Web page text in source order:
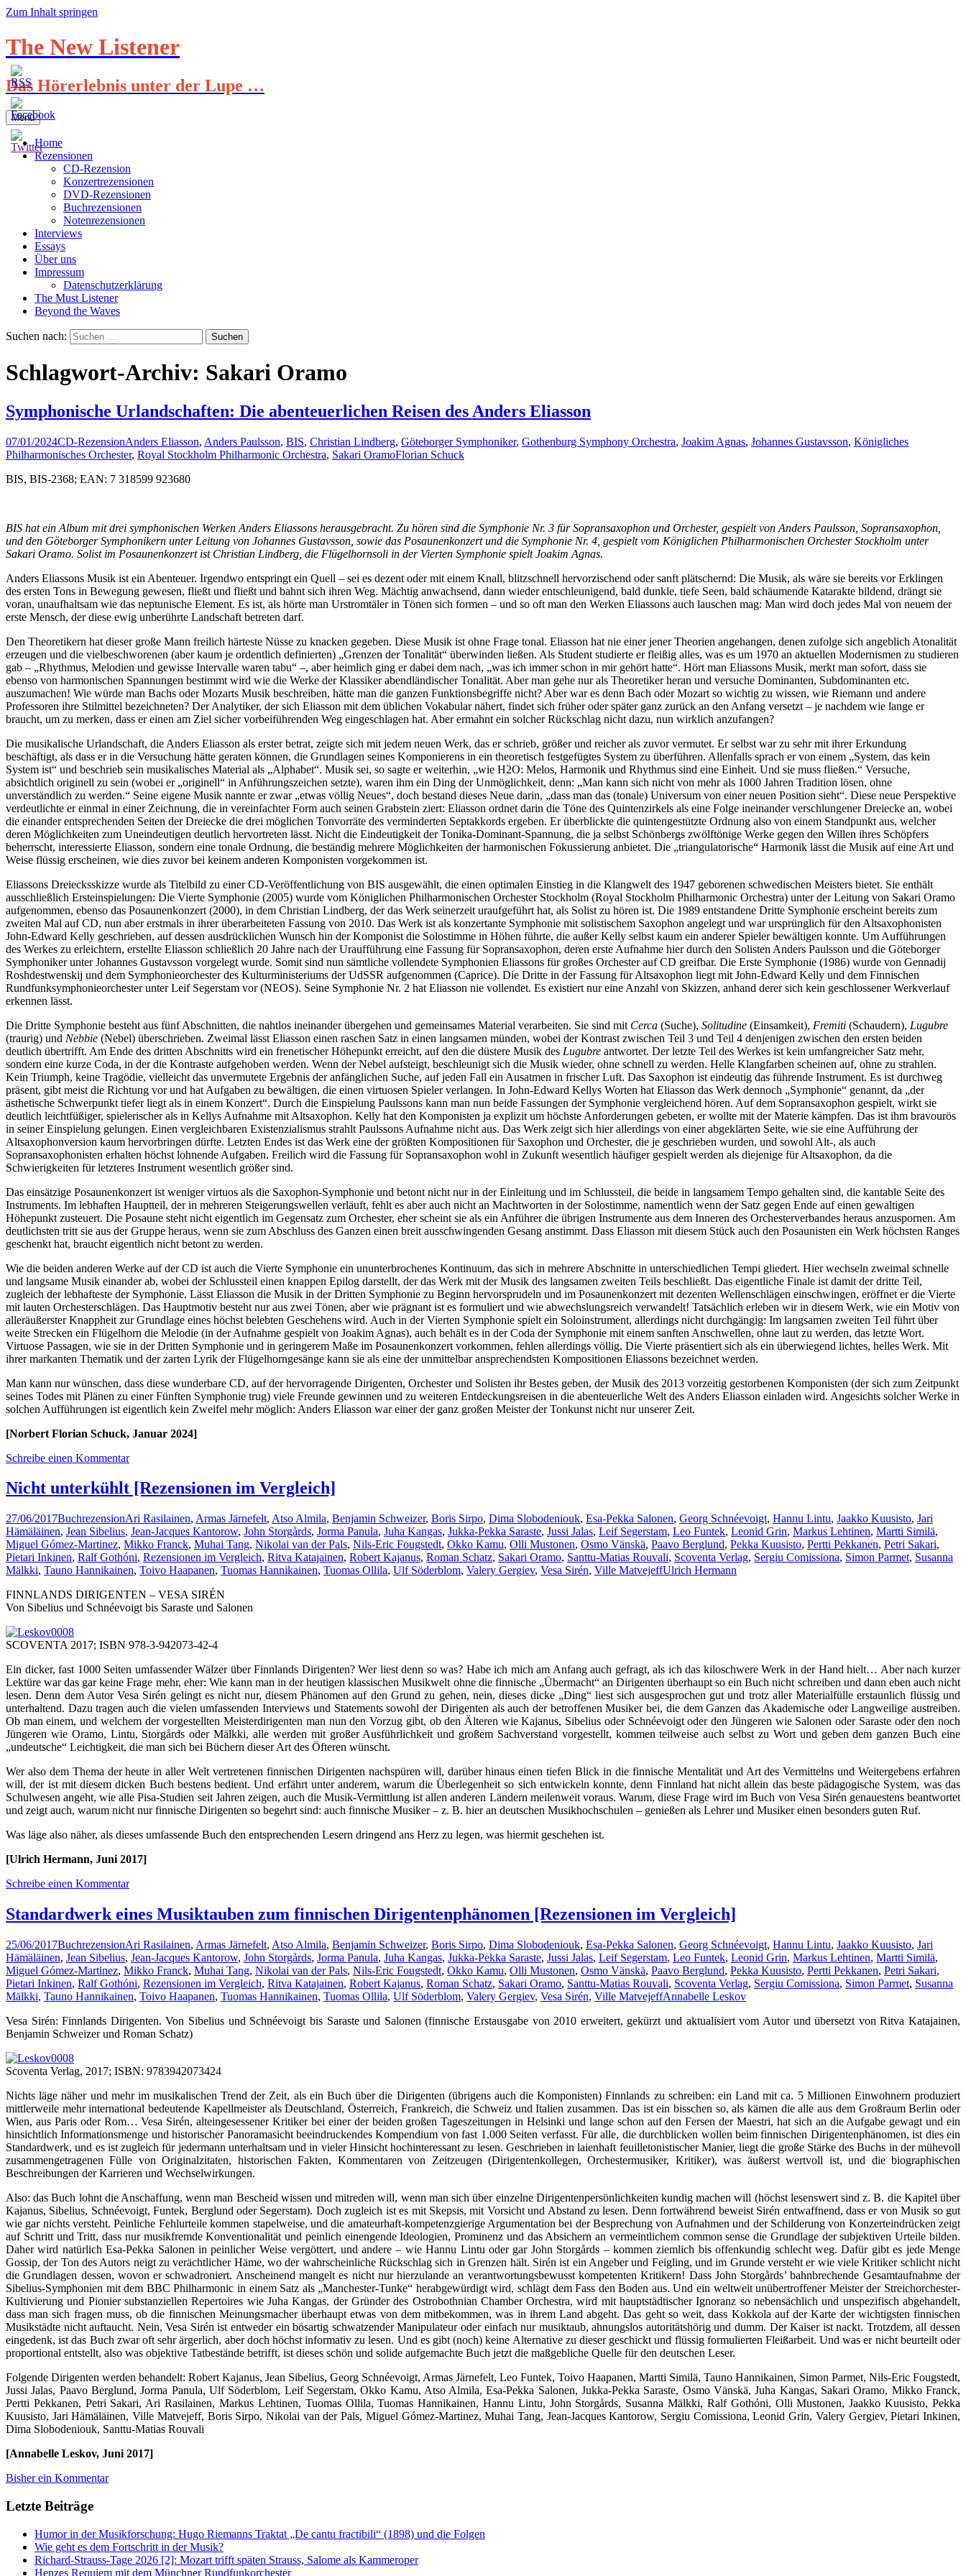
Zum Inhalt springen
The New Listener
Das Hörerlebnis unter der Lupe …
Menü
Home
Rezensionen
CD-Rezension
Konzertrezensionen
DVD-Rezensionen
Buchrezensionen
Notenrezensionen
Interviews
Essays
Über uns
Impressum
Datenschutzerklärung
The Must Listener
Beyond the Waves
Suchen nach:
Schlagwort-Archiv: Sakari Oramo
Symphonische Urlandschaften: Die abenteuerlichen Reisen des Anders Eliasson
07/01/2024CD-RezensionAnders Eliasson, Anders Paulsson, BIS, Christian Lindberg, Göteborger Symphoniker, Gothenburg Symphony Orchestra, Joakim Agnas, Johannes Gustavsson, Königliches
Philharmonisches Orchester, Royal Stockholm Philharmonic Orchestra, Sakari OramoFlorian Schuck
BIS, BIS-2368; EAN: 7 318599 923680
BIS hat ein Album mit drei symphonischen Werken Anders Eliassons herausgebracht. Zu hören sind die Symphonie Nr. 3 für Sopransaxophon und Orchester, gespielt von Anders Paulsson, Sopransaxophon,
und den Göteborger Symphonikern unter Leitung von Johannes Gustavsson, sowie das Posaunenkonzert und die Symphonie Nr. 4, gespielt vom Königlichen Philharmonischen Orchester Stockholm unter
Sakari Oramo. Solist im Posaunenkonzert ist Christian Lindberg, die Flügelhornsoli in der Vierten Symphonie spielt Joakim Agnas.
Anders Eliassons Musik ist ein Abenteuer. Irgendwo entspringt ein Quell – sei es dezent oder mit einem Knall, blitzschnell hervorzischend oder sanft plätschernd: Die Musik, als wäre sie bereits vor Erklingen
des ersten Tons in Bewegung gewesen, fließt und fließt und bahnt sich ihren Weg. Mächtig anwachsend, dann wieder entschleunigend, bald dunkle, tiefe Seen, bald schäumende Katarakte bildend, drängt sie
voran, unaufhaltsam wie das neptunische Element. Es ist, als hörte man Urstromtäler in Tönen sich formen – und so oft man den Werken Eliassons auch lauschen mag: Man wird doch jedes Mal von neuem der
erste Mensch, der diese ewig unberührte Landschaft betreten darf.
Den Theoretikern hat dieser große Mann freilich härteste Nüsse zu knacken gegeben. Diese Musik ist ohne Frage tonal. Eliasson hat nie einer jener Theorien angehangen, denen zufolge sich angeblich Atonalität
erzeugen und die vielbeschworenen (aber kaum je ordentlich definierten) „Grenzen der Tonalität“ überwinden ließen. Als Student studierte er fleißig alles, was es um 1970 an aktuellen Modernismen zu studieren
gab – „Rhythmus, Melodien und gewisse Intervalle waren tabu“ –, aber heimlich ging er dabei dem nach, „was ich immer schon in mir gehört hatte“. Hört man Eliassons Musik, merkt man sofort, dass sie
ebenso von harmonischen Spannungen bestimmt wird wie die Werke der Klassiker abendländischer Tonalität. Aber man gehe nur als Theoretiker heran und versuche Dominanten, Subdominanten etc.
auszumachen! Wie würde man Bachs oder Mozarts Musik beschreiben, hätte man die ganzen Funktionsbegriffe nicht? Aber war es denn Bach oder Mozart so wichtig zu wissen, wie Riemann und andere
Professoren ihre Stilmittel bezeichneten? Der Analytiker, der sich Eliasson mit dem üblichen Vokabular nähert, findet sich früher oder später ganz zurück an den Anfang versetzt – je nachdem wie lange er
braucht, um zu merken, dass er einen am Ziel sicher vorbeiführenden Weg eingeschlagen hat. Aber ermahnt ein solcher Rückschlag nicht dazu, nun wirklich anzufangen?
Die musikalische Urlandschaft, die Anders Eliasson als erster betrat, zeigte sich mit jedem neuen Werk, das er schrieb, größer und reicher als zuvor vermutet. Er selbst war zu sehr mit ihrer Erkundung
beschäftigt, als dass er in die Versuchung hätte geraten können, die Grundlagen seines Komponierens in ein theoretisch festgefügtes System zu überführen. Allenfalls sprach er von einem „System, das kein
System ist“ und beschrieb sein musikalisches Material als „Alphabet“. Musik sei, so sagte er weiterhin, „wie H2O: Melos, Harmonik und Rhythmus sind eine Einheit. Und sie muss fließen.“ Versuche,
absichtlich originell zu sein (wobei er „originell“ in Anführungszeichen setzte), waren ihm ein Ding der Unmöglichkeit, denn: „Man kann sich nicht von mehr als 1000 Jahren Tradition lösen, ohne
unverständlich zu werden.“ Seine eigene Musik nannte er zwar „etwas völlig Neues“, doch bestand dieses Neue darin, „dass man das (tonale) Universum von einer neuen Position sieht“. Diese neue Perspektive
verdeutlichte er einmal in einer Zeichnung, die in vereinfachter Form auch seinen Grabstein ziert: Eliasson ordnet darin die Töne des Quintenzirkels als eine Folge ineinander verschlungener Dreiecke an, wobei
die einander entsprechenden Seiten der Dreiecke die drei möglichen Tonvorräte des verminderten Septakkords ergeben. Er überblickte die quintengestützte Ordnung also von einem Standpunkt aus, welcher
deren Möglichkeiten zum Uneindeutigen deutlich hervortreten lässt. Nicht die Eindeutigkeit der Tonika-Dominant-Spannung, die ja selbst Schönbergs zwölftönige Werke gegen den Willen ihres Schöpfers
beherrscht, interessierte Eliasson, sondern eine tonale Ordnung, die beständig mehrere Möglichkeiten der harmonischen Fokussierung anbietet. Die „triangulatorische“ Harmonik lässt die Musik auf eine Art und
Weise flüssig erscheinen, wie dies zuvor bei keinem anderen Komponisten vorgekommen ist.
Eliassons Dreiecksskizze wurde als Titelbild zu einer CD-Veröffentlichung von BIS ausgewählt, die einen optimalen Einstieg in die Klangwelt des 1947 geborenen schwedischen Meisters bietet. Sie enthält
ausschließlich Ersteinspielungen: Die Vierte Symphonie (2005) wurde vom Königlichen Philharmonischen Orchester Stockholm (Royal Stockholm Philharmonic Orchestra) unter der Leitung von Sakari Oramo
aufgenommen, ebenso das Posaunenkonzert (2000), in dem Christian Lindberg, der das Werk seinerzeit uraufgeführt hat, als Solist zu hören ist. Die 1989 entstandene Dritte Symphonie erscheint bereits zum
zweiten Mal auf CD, nun aber erstmals in ihrer überarbeiteten Fassung von 2010. Das Werk ist als konzertante Symphonie mit solistischem Saxophon angelegt und war ursprünglich für den Altsaxophonisten
John-Edward Kelly geschrieben, auf dessen ausdrücklichen Wunsch hin der Komponist die Solostimme in Höhen führte, die außer Kelly selbst kaum ein anderer Spieler bewältigen konnte. Um Aufführungen
des Werkes zu erleichtern, erstellte Eliasson schließlich 20 Jahre nach der Uraufführung eine Fassung für Sopransaxophon, deren erste Aufnahme hier durch den Solisten Anders Paulsson und die Göteborger
Symphoniker unter Johannes Gustavsson vorgelegt wurde. Somit sind nun sämtliche vollendete Symphonien Eliassons für großes Orchester auf CD greifbar. Die Erste Symphonie (1986) wurde von Gennadij
Roshdestwenskij und dem Symphonieorchester des Kulturministeriums der UdSSR aufgenommen (Caprice). Die Dritte in der Fassung für Altsaxophon liegt mit John-Edward Kelly und dem Finnischen
Rundfunksymphonieorchester unter Leif Segerstam vor (NEOS). Seine Symphonie Nr. 2 hat Eliasson nie vollendet. Es existiert nur eine Anzahl von Skizzen, anhand derer sich kein geschlossener Werkverlauf
erkennen lässt.
Die Dritte Symphonie besteht aus fünf Abschnitten, die nahtlos ineinander übergehen und gemeinsames Material verarbeiten. Sie sind mit Cerca (Suche), Solitudine (Einsamkeit), Fremiti (Schaudern), Lugubre
(traurig) und Nebbie (Nebel) überschrieben. Zweimal lässt Eliasson einen raschen Satz in einen langsamen münden, wobei der Kontrast zwischen Teil 3 und Teil 4 denjenigen zwischen den ersten beiden
deutlich übertrifft. Am Ende des dritten Abschnitts wird ein frenetischer Höhepunkt erreicht, auf den die düstere Musik des Lugubre antwortet. Der letzte Teil des Werkes ist kein umfangreicher Satz mehr,
sondern eine kurze Coda, in der die Kontraste aufgehoben werden. Wenn der Nebel aufsteigt, beschleunigt sich die Musik wieder, ohne schnell zu werden. Helle Klangfarben scheinen auf, ohne zu strahlen.
Kein Triumph, keine Tragödie, vielleicht das unvermutete Ergebnis der anfänglichen Suche, auf jeden Fall ein Ausatmen in frischer Luft. Das Saxophon ist eindeutig das führende Instrument. Es ist durchweg
präsent, gibt meist die Richtung vor und hat Aufgaben zu bewältigen, die einen virtuosen Spieler verlangen. In John-Edward Kellys Worten hat Eliasson das Werk dennoch „Symphonie“ genannt, da „der
ästhetische Schwerpunkt tiefer liegt als in einem Konzert“. Durch die Einspielung Paulssons kann man nun beide Fassungen der Symphonie vergleichend hören. Auf dem Sopransaxophon gespielt, wirkt sie
deutlich leichtfüßiger, spielerischer als in Kellys Aufnahme mit Altsaxophon. Kelly hat den Komponisten ja explizit um höchste Anforderungen gebeten, er wollte mit der Materie kämpfen. Das ist ihm bravourös
in seiner Einspielung gelungen. Einen vergleichbaren Existenzialismus strahlt Paulssons Aufnahme nicht aus. Das Werk zeigt sich hier allerdings von einer abgeklärten Seite, wie sie eine Aufführung der
Altsaxophonversion kaum hervorbringen dürfte. Letzten Endes ist das Werk eine der größten Kompositionen für Saxophon und Orchester, die je geschrieben wurden, und sowohl Alt-, als auch
Sopransaxophonisten erhalten höchst lohnende Aufgaben. Freilich wird die Fassung für Sopransaxophon wohl in Zukunft wesentlich häufiger gespielt werden als diejenige für Altsaxophon, da die
Schwierigkeiten für letzteres Instrument wesentlich größer sind.
Das einsätzige Posaunenkonzert ist weniger virtuos als die Saxophon-Symphonie und betont nicht nur in der Einleitung und im Schlussteil, die beide in langsamem Tempo gehalten sind, die kantable Seite des
Instruments. Im lebhaften Hauptteil, der in mehreren Steigerungswellen verläuft, fehlt es aber auch nicht an Machtworten in der Solostimme, namentlich wenn der Satz gegen Ende auf einen gewaltigen
Höhepunkt zusteuert. Die Posaune steht nicht eigentlich im Gegensatz zum Orchester, eher scheint sie als ein Anführer die übrigen Instrumente aus dem Inneren des Orchesterverbandes heraus anzuspornen. Am
deutlichsten tritt sie aus der Gruppe heraus, wenn sie zum Abschluss des Ganzen einen breit ausschwingenden Gesang anstimmt. Dass Eliasson mit diesem Stück auch den Posaunisten ein Werk höchsten Ranges
geschenkt hat, braucht eigentlich nicht betont zu werden.
Wie die beiden anderen Werke auf der CD ist auch die Vierte Symphonie ein ununterbrochenes Kontinuum, das sich in mehrere Abschnitte in unterschiedlichen Tempi gliedert. Hier wechseln zweimal schnelle
und langsame Musik einander ab, wobei der Schlussteil einen knappen Epilog darstellt, der das Werk mit der Musik des langsamen zweiten Teils beschließt. Das eigentliche Finale ist damit der dritte Teil,
zugleich der lebhafteste der Symphonie. Lässt Eliasson die Musik in der Dritten Symphonie zu Beginn hervorsprudeln und im Posaunenkonzert mit dezenten Wellenschlägen einschwingen, eröffnet er die Vierte
mit lauten Orchesterschlägen. Das Hauptmotiv besteht nur aus zwei Tönen, aber wie prägnant ist es formuliert und wie abwechslungsreich verwandelt! Tatsächlich erleben wir in diesem Werk, wie ein Motiv von
alleräußerster Knappheit zur Grundlage eines höchst belebten Geschehens wird. Auch in der Vierten Symphonie spielt ein Soloinstrument, allerdings nicht durchgängig: Im langsamen zweiten Teil führt über
weite Strecken ein Flügelhorn die Melodie (in der Aufnahme gespielt von Joakim Agnas), auch behält es in der Coda der Symphonie mit einem sanften Anschwellen, ohne laut zu werden, das letzte Wort.
Virtuose Passagen, wie sie in der Dritten Symphonie und in geringerem Maße im Posaunenkonzert vorkommen, fehlen allerdings völlig. Die Vierte präsentiert sich als ein überwiegend lichtes, helles Werk. Mit
ihrer markanten Thematik und der zarten Lyrik der Flügelhorngesänge kann sie als eine der unmittelbar ansprechendsten Kompositionen Eliassons bezeichnet werden.
Man kann nur wünschen, dass diese wunderbare CD, auf der hervorragende Dirigenten, Orchester und Solisten ihr Bestes geben, der Musik des 2013 vorzeitig gestorbenen Komponisten (der sich zum Zeitpunkt
seines Todes mit Plänen zu einer Fünften Symphonie trug) viele Freunde gewinnen und zu weiteren Entdeckungsreisen in die abenteuerliche Welt des Anders Eliasson einladen wird. Angesichts solcher Werke in
solchen Aufführungen ist eigentlich kein Zweifel mehr möglich: Anders Eliasson war einer der ganz großen Meister der Tonkunst nicht nur unserer Zeit.
[Norbert Florian Schuck, Januar 2024]
Schreibe einen Kommentar
Nicht unterkühlt [Rezensionen im Vergleich]
27/06/2017BuchrezensionAri Rasilainen, Armas Järnefelt, Atso Almila, Benjamin Schweizer, Boris Sirpo, Dima Slobodeniouk, Esa-Pekka Salonen, Georg Schnéevoigt, Hannu Lintu, Jaakko Kuusisto, Jari
Hämäläinen, Jean Sibelius, Jean-Jacques Kantorow, John Storgårds, Jorma Panula, Juha Kangas, Jukka-Pekka Saraste, Jussi Jalas, Leif Segerstam, Leo Funtek, Leonid Grin, Markus Lehtinen, Martti Similä,
Miguel Gómez-Martinez, Mikko Franck, Muhai Tang, Nikolai van der Pals, Nils-Eric Fougstedt, Okko Kamu, Olli Mustonen, Osmo Vänskä, Paavo Berglund, Pekka Kuusisto, Pertti Pekkanen, Petri Sakari,
Pietari Inkinen, Ralf Gothóni, Rezensionen im Vergleich, Ritva Katajainen, Robert Kajanus, Roman Schatz, Sakari Oramo, Santtu-Matias Rouvali, Scoventa Verlag, Sergiu Comissiona, Simon Parmet, Susanna
Mälkki, Tauno Hannikainen, Toivo Haapanen, Tuomas Hannikainen, Tuomas Ollila, Ulf Söderblom, Valery Gergiev, Vesa Sirén, Ville MatvejeffUlrich Hermann
FINNLANDS DIRIGENTEN – VESA SIRÉN
Von Sibelius und Schnéevoigt bis Saraste und Salonen
SCOVENTA 2017; ISBN 978-3-942073-42-4
Ein dicker, fast 1000 Seiten umfassender Wälzer über Finnlands Dirigenten? Wer liest denn so was? Habe ich mich am Anfang auch gefragt, als ich das kiloschwere Werk in der Hand hielt… Aber nach kurzer
Lektüre war das gar keine Frage mehr, eher: Wie kann man in der heutigen klassischen Musikwelt ohne die finnische „Übermacht“ an Dirigenten überhaupt so ein Buch nicht schreiben und dann eben auch nicht
lesen. Denn dem Autor Vesa Sirén gelingt es nicht nur, diesem Phänomen auf den Grund zu gehen, nein, dieses dicke „Ding“ liest sich ausgesprochen gut und trotz aller Materialfülle erstaunlich flüssig und
unterhaltend. Dazu tragen auch die vielen umfassenden Interviews und Statements sowohl der Dirigenten als auch der betroffenen Musiker bei, die dem Ganzen das Akademische oder Langweilige austreiben.
Ob man einem, und welchem der vorgestellten Meisterdirigenten man nun den Vorzug gibt, ob den Älteren wie Kajanus, Sibelius oder Schnéevoigt oder den Jüngeren wie Salonen oder Saraste oder den noch
Jüngeren wie Oramo, Lintu, Storgårds oder Mälkki, alle werden mit großer Ausführlichkeit und großem Sachverstand vorgestellt, kommen teilweise auch selbst zu Wort und geben dem ganzen Buch eine
„undeutsche“ Leichtigkeit, die man sich bei Büchern dieser Art des Öfteren wünscht.
Wer also dem Thema der heute in aller Welt vertretenen finnischen Dirigenten nachspüren will, darüber hinaus einen tiefen Blick in die finnische Mentalität und Art des Vermittelns und Weitergebens erfahren
will, der ist mit diesem dicken Buch bestens bedient. Und erfährt unter anderem, warum die Überlegenheit so sich entwickeln konnte, denn Finnland hat nicht allein das beste pädagogische System, was das
Schulwesen angeht, wie alle Pisa-Studien seit Jahren zeigen, auch die Musik-Vermittlung ist allen anderen Ländern meilenweit voraus. Warum, diese Frage wird im Buch von Vesa Sirén genauestens beantwortet
und zeigt auch, warum nicht nur finnische Dirigenten so begehrt sind: auch finnische Musiker – z. B. hier an deutschen Musikhochschulen – genießen als Lehrer und Musiker einen besonders guten Ruf.
Was läge also näher, als dieses umfassende Buch den entsprechenden Lesern dringend ans Herz zu legen, was hiermit geschehen ist.
[Ulrich Hermann, Juni 2017]
Schreibe einen Kommentar
Standardwerk eines Musiktauben zum finnischen Dirigentenphänomen [Rezensionen im Vergleich]
25/06/2017BuchrezensionAri Rasilainen, Armas Järnefelt, Atso Almila, Benjamin Schweizer, Boris Sirpo, Dima Slobodeniouk, Esa-Pekka Salonen, Georg Schnéevoigt, Hannu Lintu, Jaakko Kuusisto, Jari
Hämäläinen, Jean Sibelius, Jean-Jacques Kantorow, John Storgårds, Jorma Panula, Juha Kangas, Jukka-Pekka Saraste, Jussi Jalas, Leif Segerstam, Leo Funtek, Leonid Grin, Markus Lehtinen, Martti Similä,
Miguel Gómez-Martinez, Mikko Franck, Muhai Tang, Nikolai van der Pals, Nils-Eric Fougstedt, Okko Kamu, Olli Mustonen, Osmo Vänskä, Paavo Berglund, Pekka Kuusisto, Pertti Pekkanen, Petri Sakari,
Pietari Inkinen, Ralf Gothóni, Rezensionen im Vergleich, Ritva Katajainen, Robert Kajanus, Roman Schatz, Sakari Oramo, Santtu-Matias Rouvali, Scoventa Verlag, Sergiu Comissiona, Simon Parmet, Susanna
Mälkki, Tauno Hannikainen, Toivo Haapanen, Tuomas Hannikainen, Tuomas Ollila, Ulf Söderblom, Valery Gergiev, Vesa Sirén, Ville MatvejeffAnnabelle Leskov
Vesa Sirén: Finnlands Dirigenten. Von Sibelius und Schnéevoigt bis Saraste und Salonen (finnische Erstausgabe von 2010 erweitert, gekürzt und aktualisiert vom Autor und übersetzt von Ritva Katajainen,
Benjamin Schweizer und Roman Schatz)
Scoventa Verlag, 2017; ISBN: 9783942073424
Nichts läge näher und mehr im musikalischen Trend der Zeit, als ein Buch über die Dirigenten (übrigens auch die Komponisten) Finnlands zu schreiben: ein Land mit ca. 5 Millionen Einwohnern produziert
mittlerweile mehr international bedeutende Kapellmeister als Deutschland, Österreich, Frankreich, die Schweiz und Italien zusammen. Das ist ein bisschen so, als kämen die alle aus dem Großraum Berlin oder
Wien, aus Paris oder Rom… Vesa Sirén, alteingesessener Kritiker bei einer der beiden großen Tageszeitungen in Helsinki und lange schon auf den Fersen der Maestri, hat sich an die Aufgabe gewagt und ein
hinsichtlich Informationsmenge und historischer Panoramasicht beeindruckendes Kompendium von fast 1.000 Seiten verfasst. Für alle, die durchblicken wollen beim finnischen Dirigentenphänomen, ist dies ein
Standardwerk, und es ist zugleich für jedermann unterhaltsam und in vieler Hinsicht hochinteressant zu lesen. Geschrieben in laienhaft feuilletonistischer Manier, liegt die große Stärke des Buchs in der mühevoll
zusammengetragenen Fülle von Originalzitaten, historischen Fakten, Kommentaren von Zeitzeugen (Dirigentenkollegen, Orchestermusiker, Kritiker), was äußerst wertvoll ist, und die biographischen
Beschreibungen der Karrieren und Wechselwirkungen.
Also: das Buch lohnt die Anschaffung, wenn man Bescheid wissen und mitreden will, wenn man sich über einzelne Dirigentenpersönlichkeiten kundig machen will (höchst lesenswert sind z. B. die Kapitel über
Kajanus, Sibelius, Schnéevoigt, Funtek, Berglund oder Segerstam). Doch zugleich ist es mit Skepsis, mit Vorsicht und Abstand zu lesen. Denn fortwährend beweist Sirén entwaffnend, dass er von Musik so gut
wie gar nichts versteht. Peinliche Fehlurteile kommen stapelweise, und die amateurhaft-kompetenzgierige Argumentation bei der Besprechung von Aufnahmen und der Schilderung von Konzerteindrücken zeigt
auf Schritt und Tritt, dass nur musikfremde Konventionalität und peinlich einengende Ideologien, Prominenz und das Absichern an vermeintlichem common sense die Grundlage der subjektiven Urteile bilden.
Daher wird natürlich Esa-Pekka Salonen in peinlicher Weise vergöttert, und andere – wie Hannu Lintu oder gar John Storgårds – kommen ziemlich bis offenkundig schlecht weg. Dafür gibt es jede Menge
Gossip, der Ton des Autors neigt zu verächtlicher Häme, wo der wahrscheinliche Rückschlag sich in Grenzen hält. Sirén ist ein Angeber und Feigling, und im Grunde versteht er wie viele Kritiker schlicht nicht
die Grundlagen dessen, wovon er schwadroniert. Anscheinend mangelt es nicht nur hierzulande an verantwortungsbewusst kompetenten Kritikern! Dass John Storgårds’ bahnbrechende Gesamtaufnahme der
Sibelius-Symphonien mit dem BBC Philharmonic in einem Satz als „Manchester-Tunke“ herabgewürdigt wird, schlägt dem Fass den Boden aus. Und ein weltweit unübertroffener Meister der Streichorchester-
Kultivierung und Pionier substanziellen Repertoires wie Juha Kangas, der Gründer des Ostrobothnian Chamber Orchestra, wird mit hauptstädtischer Ignoranz so nebensächlich und unspezifisch abgehandelt,
dass man sich fragen muss, ob die finnischen Meinungsmacher überhaupt etwas von dem mitbekommen, was in ihrem Land abgeht. Das geht so weit, dass Kokkola auf der Karte der wichtigsten finnischen
Musikstädte nicht auftaucht. Nein, Vesa Sirén ist entweder ein bösartig schwatzender Manipulateur oder einfach nur musiktaub, ahnungslos autoritätshörig und dumm. Der Kaiser ist nackt. Trotzdem, all dessen
eingedenk, ist das Buch zwar oft sehr ärgerlich, aber doch höchst informativ zu lesen. Und es gibt (noch) keine Alternative zu dieser geschickt und flüssig formulierten Fleißarbeit. Und was er nicht beurteilt oder
proportional entstellt, also was objektive Tatbestände betrifft, ist dieses schön und solide aufgemachte Buch jetzt die maßgebliche Quelle für den deutschen Leser.
Folgende Dirigenten werden behandelt: Robert Kajanus, Jean Sibelius, Georg Schnéevoigt, Armas Järnefelt, Leo Funtek, Toivo Haapanen, Martti Similä, Tauno Hannikainen, Simon Parmet, Nils-Eric Fougstedt,
Jussi Jalas, Paavo Berglund, Jorma Panula, Ulf Söderblom, Leif Segerstam, Okko Kamu, Atso Almila, Esa-Pekka Salonen, Jukka-Pekka Saraste, Osmo Vänskä, Juha Kangas, Sakari Oramo, Mikko Franck,
Pertti Pekkanen, Petri Sakari, Ari Rasilainen, Markus Lehtinen, Tuomas Ollila, Tuomas Hannikainen, Hannu Lintu, John Storgårds, Susanna Mälkki, Ralf Gothóni, Olli Mustonen, Jaakko Kuusisto, Pekka
Kuusisto, Jari Hämäläinen, Ville Matvejeff, Boris Sirpo, Nikolai van der Pals, Miguel Gómez-Martinez, Muhai Tang, Jean-Jacques Kantorow, Sergiu Comissiona, Leonid Grin, Valery Gergiev, Pietari Inkinen,
Dima Slobodeniouk, Santtu-Matias Rouvali
[Annabelle Leskov, Juni 2017]
Bisher ein Kommentar
Letzte Beiträge
Humor in der Musikforschung: Hugo Riemanns Traktat „De cantu fractibili“ (1898) und die Folgen
Wie geht es dem Fortschritt in der Musik?
Richard-Strauss-Tage 2026 [2]: Mozart trifft späten Strauss, Salome als Kammeroper
Henzes Requiem mit dem Münchner Rundfunkorchester